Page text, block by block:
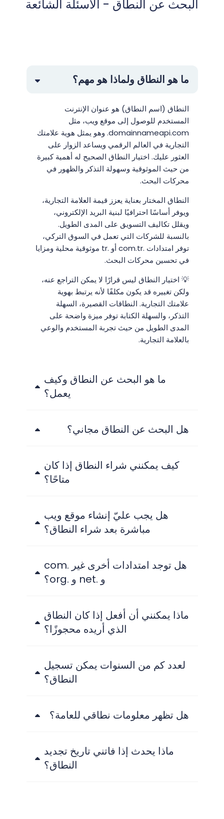
البحث عن النطاق - الأسئلة الشائعة
ما هو النطاق ولماذا هو مهم؟
النطاق (اسم النطاق) هو عنوان الإنترنت
المستخدم للوصول إلى موقع ويب، مثل
domainnameapi.com. وهو يمثل هوية علامتك
التجارية في العالم الرقمي ويساعد الزوار على
العثور عليك. اختيار النطاق الصحيح له أهمية كبيرة
من حيث الموثوقية وسهولة التذكر والظهور في
محركات البحث.
النطاق المختار بعناية يعزز قيمة العلامة التجارية،
ويوفر أساسًا احترافيًا لبنية البريد الإلكتروني،
ويقلل تكاليف التسويق على المدى الطويل.
بالنسبة للشركات التي تعمل في السوق التركي،
توفر امتدادات .com.tr أو .tr موثوقية محلية ومزايا
في تحسين محركات البحث.
💡 اختيار النطاق ليس قرارًا لا يمكن التراجع عنه،
ولكن تغييره قد يكون مكلفًا لأنه يرتبط بهوية
علامتك التجارية. النطاقات القصيرة، السهلة
التذكر، والسهلة الكتابة توفر ميزة واضحة على
المدى الطويل من حيث تجربة المستخدم والوعي
بالعلامة التجارية.
ما هو البحث عن النطاق وكيف
يعمل؟
هل البحث عن النطاق مجاني؟
كيف يمكنني شراء النطاق إذا كان
متاحًا؟
هل يجب عليّ إنشاء موقع ويب
مباشرة بعد شراء النطاق؟
هل توجد امتدادات أخرى غير .com
و .net و .org؟
ماذا يمكنني أن أفعل إذا كان النطاق
الذي أريده محجوزًا؟
لعدد كم من السنوات يمكن تسجيل
النطاق؟
هل تظهر معلومات نطاقي للعامة؟
ماذا يحدث إذا فاتني تاريخ تجديد
النطاق؟